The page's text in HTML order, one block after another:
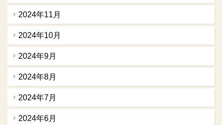
2024年11月
2024年10月
2024年9月
2024年8月
2024年7月
2024年6月